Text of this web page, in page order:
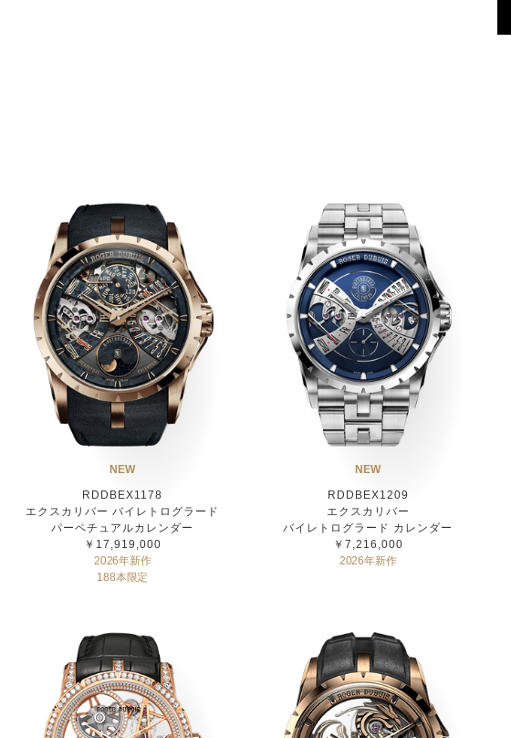
NEW
RDDBEX1178
エクスカリバー バイレトログラード
パーペチュアルカレンダー
￥17,919,000
2026年新作
188本限定
NEW
RDDBEX1209
エクスカリバー
バイレトログラード カレンダー
￥7,216,000
2026年新作